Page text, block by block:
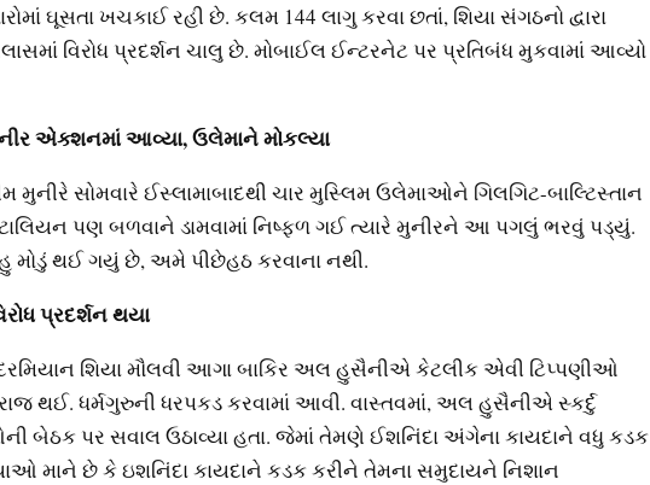
ઘૂસતા ખચકાઈ રહી છે. કલમ 144 લાગુ કરવા છતાં, શિયા સંગઠનો દ્વારા
વિરોધ પ્રદર્શન ચાલુ છે. મોબાઈલ ઈન્ટરનેટ પર પ્રતિબંધ મુકવામાં આવ્યો
એક્શનમાં આવ્યા, ઉલેમાને મોકલ્યા
મુનીરે સોમવારે ઈસ્લામાબાદથી ચાર મુસ્લિમ ઉલેમાઓને ગિલગિટ-બાલ્ટિસ્તાન
પણ બળવાને ડામવામાં નિષ્ફળ ગઈ ત્યારે મુનીરને આ પગલું ભરવું પડ્યું.
મોડું થઈ ગયું છે, અમે પીછેહઠ કરવાના નથી.
પ્રદર્શન થયા
દરમિયાન શિયા મૌલવી આગા બાકિર અલ હુસૈનીએ કેટલીક એવી ટિપ્પણીઓ
થઈ. ધર્મગુરુની ધરપકડ કરવામાં આવી. વાસ્તવમાં, અલ હુસૈનીએ સ્કર્દુ
બેઠક પર સવાલ ઉઠાવ્યા હતા. જેમાં તેમણે ઈશનિંદા અંગેના કાયદાને વધુ કડક
માને છે કે ઇશનિંદા કાયદાને કડક કરીને તેમના સમુદાયને નિશાન